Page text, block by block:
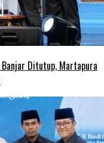
Banjar Ditutup, Martapura